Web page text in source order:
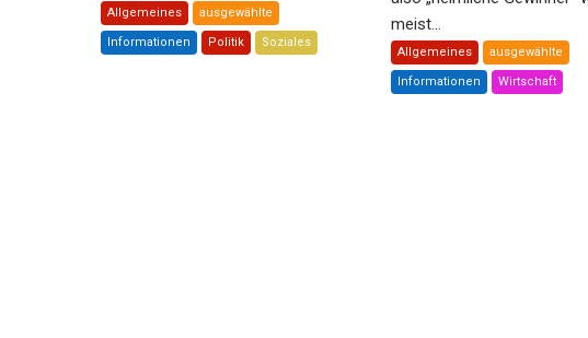
Allgemeines ausgewählte
Informationen Politik Soziales
meist...
Allgemeines ausgewählte
Informationen Wirtschaft